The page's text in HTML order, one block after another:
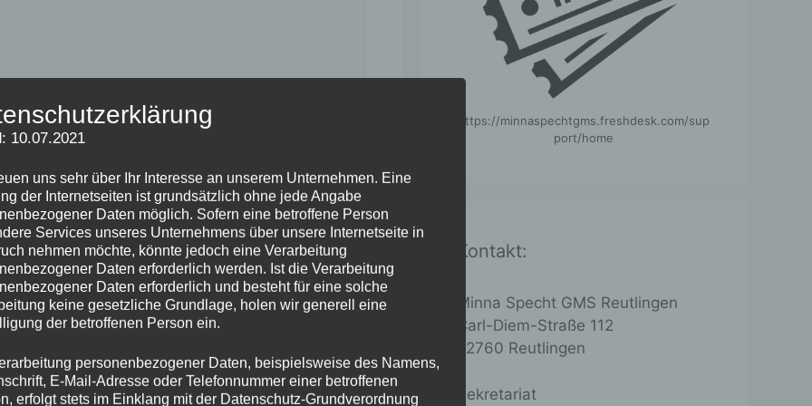
Browser für meinen nächsten Kommentar
https://minnaspechtgms.freshdesk.com/sup
port/home
Kontakt:
Minna Specht GMS Reutlingen
Carl-Diem-Straße 112
72760 Reutlingen
Sekretariat
10.07.2021
uns sehr über Ihr Interesse an unserem Unternehmen. Eine
der Internetseiten ist grundsätzlich ohne jede Angabe
Daten möglich. Sofern eine betroffene Person
Services unseres Unternehmens über unsere Internetseite in
nehmen möchte, könnte jedoch eine Verarbeitung
Daten erforderlich werden. Ist die Verarbeitung
Daten erforderlich und besteht für eine solche
keine gesetzliche Grundlage, holen wir generell eine
der betroffenen Person ein.
personenbezogener Daten, beispielsweise des Namens,
E-Mail-Adresse oder Telefonnummer einer betroffenen
erfolgt stets im Einklang mit der Datenschutz-Grundverordnung